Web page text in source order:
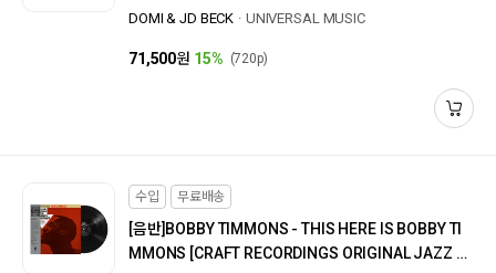
DOMI & JD BECK UNIVERSAL MUSIC
71,500원 15% (720p)
수입 무료배송
[음반] BOBBY TIMMONS - THIS HERE IS BOBBY TI
MMONS [CRAFT RECORDINGS ORIGINAL JAZZ CL